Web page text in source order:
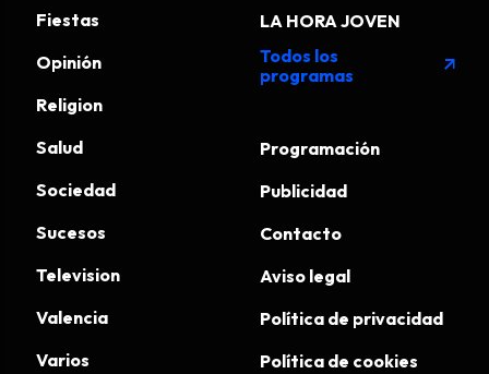
Fiestas
Opinión
Religion
Salud
Sociedad
Sucesos
Television
Valencia
Varios
LA HORA JOVEN
Todos los
programas
arrow_outward
Programación
Publicidad
Contacto
Aviso legal
Política de privacidad
Política de cookies